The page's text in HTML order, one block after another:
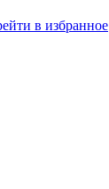
в избранное